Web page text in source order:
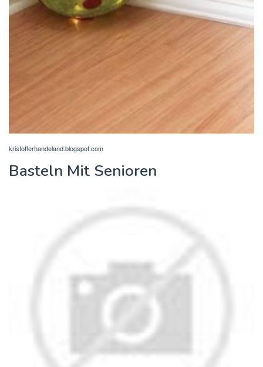
kristofferhandeland.blogspot.com
Basteln Mit Senioren